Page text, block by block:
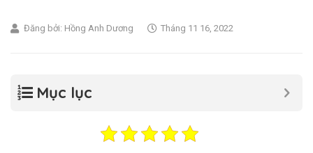
Đăng bởi: Hồng Anh Dương Tháng 11 16, 2022
Mục lục